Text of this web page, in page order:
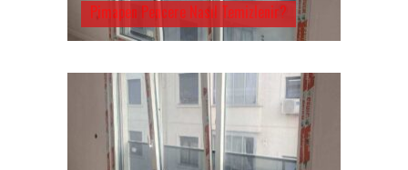
Pimapen Pencere Nasıl Temizlenir?